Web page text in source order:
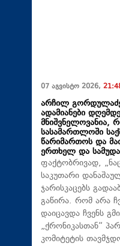
07 აგვისტო 2026,
არჩილ
ადამიანები
მნიშვნელოვანია,
სასამართლოში
წარიმართოს და
ერთხელ და
ფაქტობრივად,
საკუთარი
ჯარისკაცებს
გაწირა. რომ არა
დაიცავდა ჩვენს
„ქრონიკასთან“
კომიტეტის